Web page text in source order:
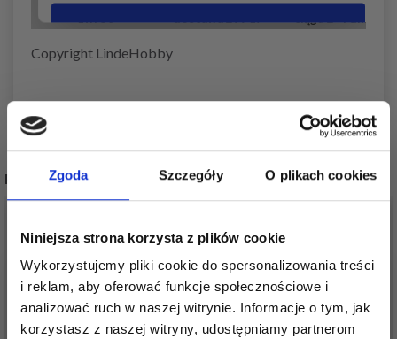
Zgoda Szczegóły O plikach cookies
Niniejsza strona korzysta z plików cookie
Wykorzystujemy pliki cookie do spersonalizowania treści
i reklam, aby oferować funkcje społecznościowe i
analizować ruch w naszej witrynie. Informacje o tym, jak
korzystasz z naszej witryny, udostępniamy partnerom
Copyright LindeHobby
POPULARNE ALTERNATYWY